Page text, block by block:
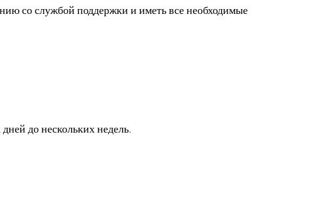
со службой поддержки и иметь все необходимые
до нескольких недель.